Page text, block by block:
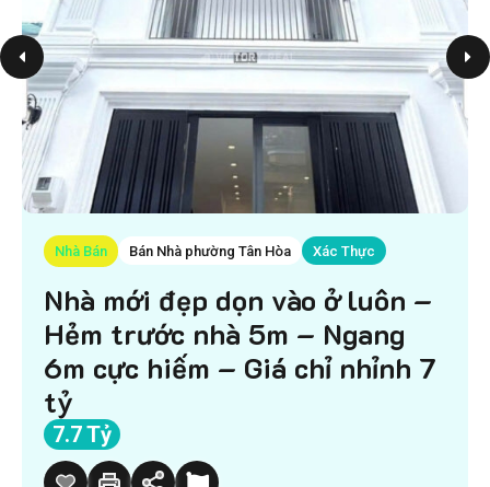
Nhà Bán Bán Nhà phường Tân Hòa Xác Thực
Nhà mới đẹp dọn vào ở luôn –
Hẻm trước nhà 5m – Ngang
6m cực hiếm – Giá chỉ nhỉnh 7
tỷ
7.7 Tỷ